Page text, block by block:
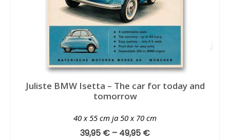
Juliste BMW Isetta – The car for today and
tomorrow
40 x 55 cm ja 50 x 70 cm
39,95 € – 49,95 €